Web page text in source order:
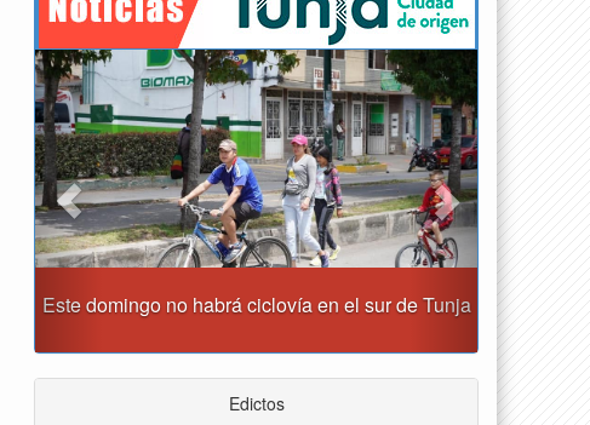
Reporte del tiempo en Boyacá para el jueves
Previous Next
Edictos